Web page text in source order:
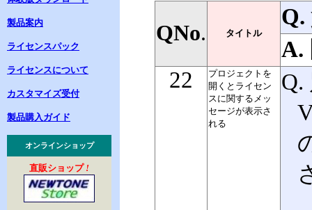
製品案内
ライセンスパック
ライセンスについて
カスタマイズ受付
製品購入ガイド
オンラインショップ
直販ショップ!
QNo. タイトル
Q.
A.
22
プロジェクトを
開くとライセン
スに関するメッ
セージが表示さ
れる
Q.